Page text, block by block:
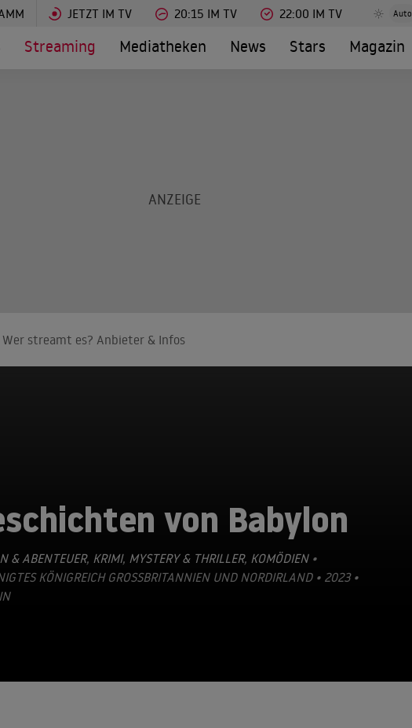
JETZT IM TV 20:15 IM TV 22:00 IM TV Auto
Streaming Mediatheken News Stars Magazin
streamt es? Anbieter & Infos
von Babylon
& ABENTEUER, KRIMI, MYSTERY & THRILLER, KOMÖDIEN•
KÖNIGREICH GROSSBRITANNIEN UND NORDIRLAND • 2023 • 1